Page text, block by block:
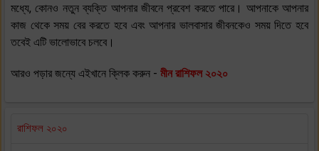
মধ্যে, কোনও নতুন ব্যক্তি আপনার জীবনে প্রবেশ করতে পারে। আপনাকে আপনার
কাজ থেকে সময় বের করতে হবে এবং আপনার ভালবাসার জীবনকেও সময় দিতে হবে
তবেই এটি ভালোভাবে চলবে।
আরও পড়ার জন্যে এইখানে ক্লিক করুন - মীন রাশিফল ২০২০
রাশিফল ২০২০